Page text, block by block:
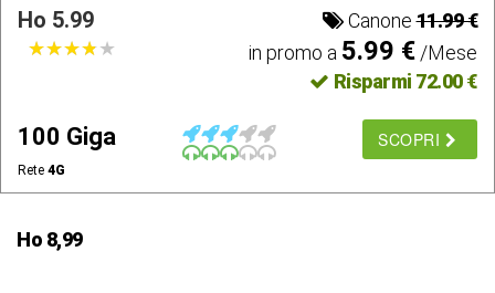
Ho 5.99 Canone11.99 €
★★★★★
★★★★★ in promo a 5.99 €/Mese
Risparmi 72.00 €
100 Giga
Rete 4G
SCOPRI
Ho 8,99